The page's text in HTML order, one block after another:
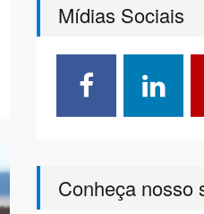
Mídias Sociais
Conheça nosso